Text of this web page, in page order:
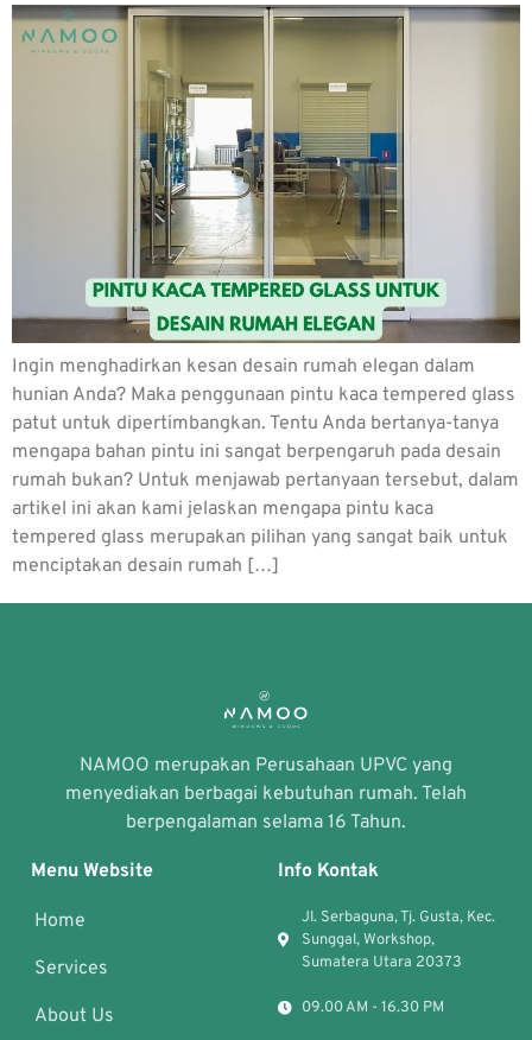
Ingin menghadirkan kesan desain rumah elegan dalam
hunian Anda? Maka penggunaan pintu kaca tempered glass
patut untuk dipertimbangkan. Tentu Anda bertanya-tanya
mengapa bahan pintu ini sangat berpengaruh pada desain
rumah bukan? Untuk menjawab pertanyaan tersebut, dalam
artikel ini akan kami jelaskan mengapa pintu kaca
tempered glass merupakan pilihan yang sangat baik untuk
menciptakan desain rumah […]
NAMOO merupakan Perusahaan UPVC yang
menyediakan berbagai kebutuhan rumah. Telah
berpengalaman selama 16 Tahun.
Menu Website
Home
Services
About Us
Info Kontak
Jl. Serbaguna, Tj. Gusta, Kec.
Sunggal, Workshop,
Sumatera Utara 20373
09.00 AM - 16.30 PM